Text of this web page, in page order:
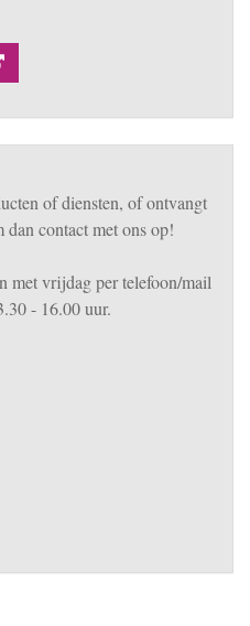
of diensten, of ontvangt
dan contact met ons op!
met vrijdag per telefoon/mail
- 16.00 uur.